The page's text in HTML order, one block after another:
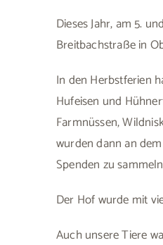
Dieses Jahr, am 5.
Breitbachstraße in
In den Herbstferien
Hufeisen und
Farmnüssen,
wurden dann an
Spenden zu
Der Hof wurde mit
Auch unsere Tiere